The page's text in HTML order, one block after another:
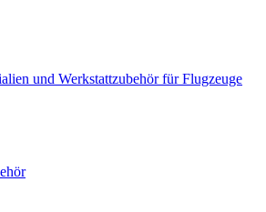
und Werkstattzubehör für Flugzeuge